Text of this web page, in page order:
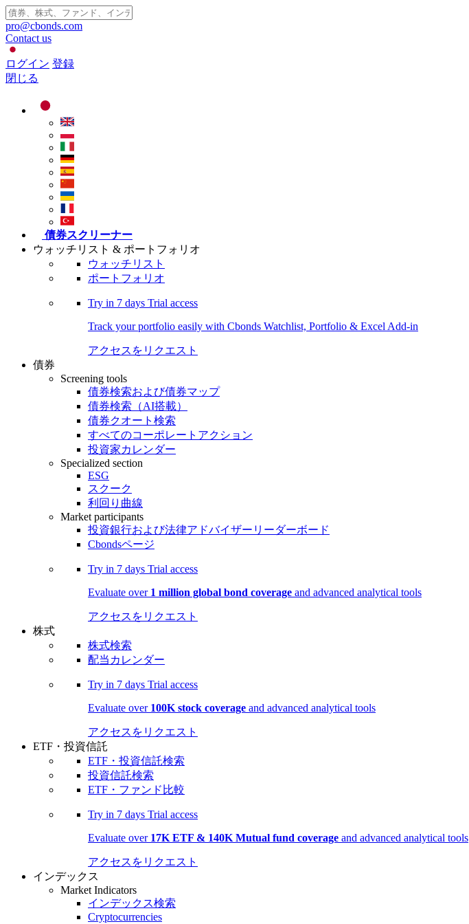
pro@cbonds.com
Contact us
ログイン 登録
閉じる
債券スクリーナー
ウォッチリスト & ポートフォリオ
ウォッチリスト
ポートフォリオ
Try in 7 days Trial access
Track your portfolio easily with Cbonds Watchlist, Portfolio & Excel Add-in
アクセスをリクエスト
債券
Screening tools
債券検索および債券マップ
債券検索（AI搭載）
債券クオート検索
すべてのコーポレートアクション
投資家カレンダー
Specialized section
ESG
スクーク
利回り曲線
Market participants
投資銀行および法律アドバイザーリーダーボード
Cbondsページ
Try in 7 days Trial access
Evaluate over 1 million global bond coverage and advanced analytical tools
アクセスをリクエスト
株式
株式検索
配当カレンダー
Try in 7 days Trial access
Evaluate over 100K stock coverage and advanced analytical tools
アクセスをリクエスト
ETF・投資信託
ETF・投資信託検索
投資信託検索
ETF・ファンド比較
Try in 7 days Trial access
Evaluate over 17K ETF & 140K Mutual fund coverage and advanced analytical tools
アクセスをリクエスト
インデックス
Market Indicators
インデックス検索
Cryptocurrencies